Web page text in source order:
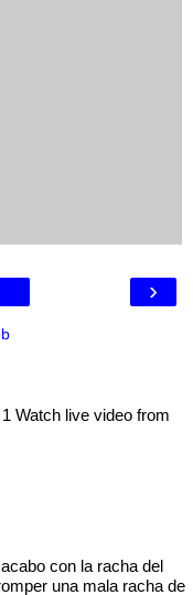
›
Watch live video from
con la racha del
una mala racha de